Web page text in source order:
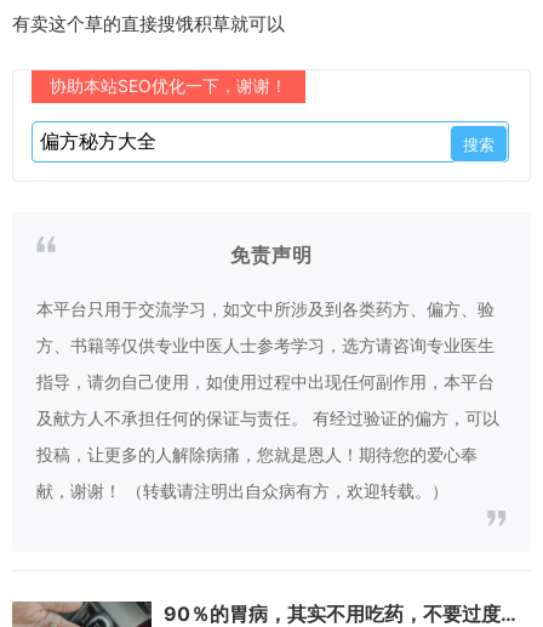
有卖这个草的直接搜饿积草就可以
协助本站SEO优化一下，谢谢！
免责声明
本平台只用于交流学习，如文中所涉及到各类药方、偏方、验
方、书籍等仅供专业中医人士参考学习，选方请咨询专业医生
指导，请勿自己使用，如使用过程中出现任何副作用，本平台
及献方人不承担任何的保证与责任。 有经过验证的偏方，可以
投稿，让更多的人解除病痛，您就是恩人！期待您的爱心奉
献，谢谢！ （转载请注明出自众病有方，欢迎转载。）
90％的胃病，其实不用吃药，不要过度治疗！但这几种要小心